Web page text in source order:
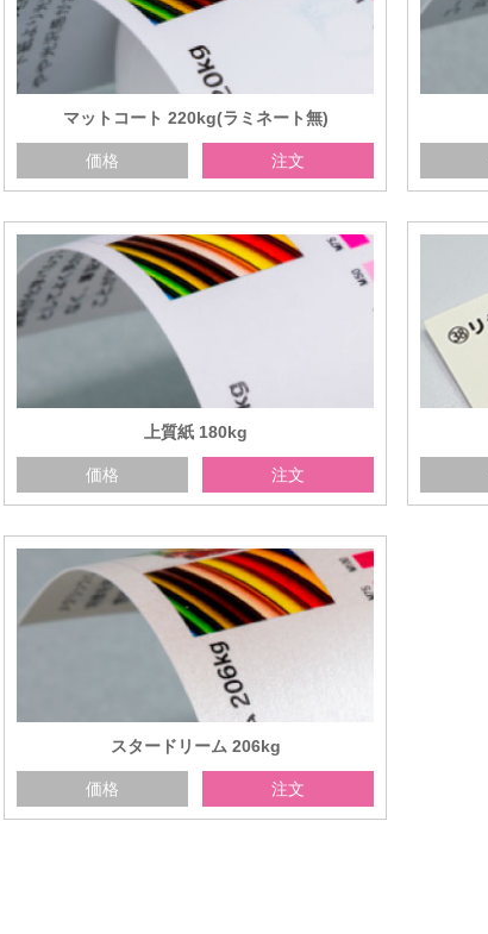
マットコート 220kg(ラミネート無)
価格 注文
上質紙 180kg
価格 注文
スタードリーム 206kg
価格 注文